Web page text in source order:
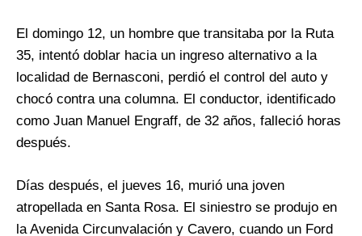
El domingo 12, un hombre que transitaba por la Ruta
35, intentó doblar hacia un ingreso alternativo a la
localidad de Bernasconi, perdió el control del auto y
chocó contra una columna. El conductor, identificado
como Juan Manuel Engraff, de 32 años, falleció horas
después.
Días después, el jueves 16, murió una joven
atropellada en Santa Rosa. El siniestro se produjo en
la Avenida Circunvalación y Cavero, cuando un Ford